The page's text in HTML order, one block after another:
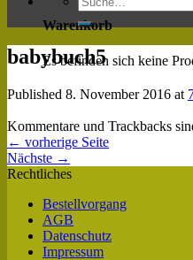
Warenkorb
Es befinden sich keine
babybuch5
Published 8. November 2016 at
Kommentare und Trackbacks
← vorherige Seite
Nächste →
Rechtliches
Bestellvorgang
AGB
Datenschutz
Impressum